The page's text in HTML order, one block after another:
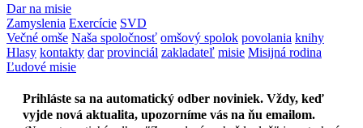
Dar na misie
Zamyslenia Exercície SVD
Večné omše Naša spoločnosť omšový spolok povolania knihy
Hlasy kontakty dar provinciál zakladateľ misie Misijná rodina
Ľudové misie
Prihláste sa na automatický odber noviniek. Vždy, keď
vyjde nová aktualita, upozorníme vás na ňu emailom.